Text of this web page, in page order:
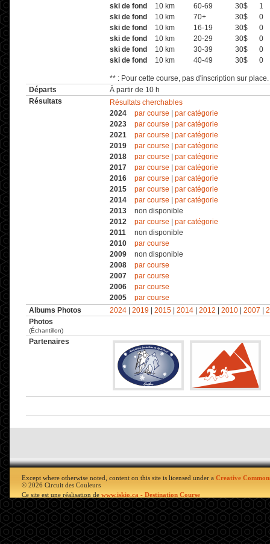
ski de fond
10 km 60-69 30$
1
ski de fond
10 km 70+ 30$
0
ski de fond
10 km 16-19 30$
0
ski de fond
10 km 20-29 30$
0
ski de fond
10 km 30-39 30$
0
ski de fond
10 km 40-49 30$ 0
** : Pour cette course, pas d'inscription sur place.
Départs
À partir de 10 h
Résultats
Résultats cherchables
2024
par course
par catégorie
2023
par course
par catégorie
2021
par course
par catégorie
2019
par course
par catégorie
2018
par course
par catégorie
2017
par course
par catégorie
2016
par course
par catégorie
2015
par course
par catégorie
2014
par course
par catégorie
2013
non disponible
2012
par course
par catégorie
2011
non disponible
2010
par course
2009
non disponible
2008
par course
2007
par course
2006
par course
2005
par course
Albums Photos
2024 2019 2015 2014 2012 2010 2007
Photos
(Échantillon)
Partenaires
Except where otherwise noted, content on this site is licensed under a Creative
© 2026 Circuit des Couleurs
Ce site est une réalisation de www.iskio.ca - Destination Course